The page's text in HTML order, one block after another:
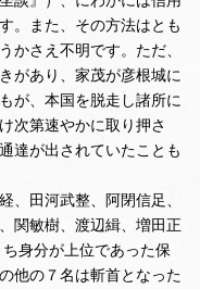
。また、その方法はとも
かさえ不明です。ただ、
があり、家茂が彦根城に
が、本国を脱走し諸所に
次第速やかに取り押さ
達が出されていたことも
、田河武整、阿閉信足、
関敏樹、渡辺緝、増田正
身分が上位であった保
他の７名は斬首となった